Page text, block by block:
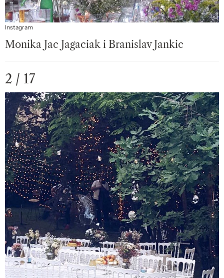
Instagram
Monika Jac Jagaciak i Branislav Jankic
2 / 17